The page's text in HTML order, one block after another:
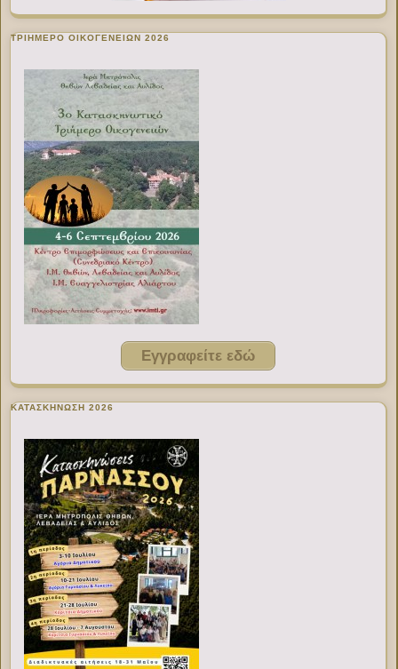
ΤΡΙΗΜΕΡΟ ΟΙΚΟΓΕΝΕΙΩΝ 2026
Εγγραφείτε εδώ
ΚΑΤΑΣΚΗΝΩΣΗ 2026